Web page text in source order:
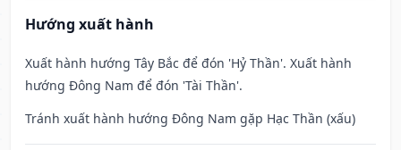
Hướng xuất hành
Xuất hành hướng Tây Bắc để đón 'Hỷ Thần'. Xuất hành
hướng Đông Nam để đón 'Tài Thần'.
Tránh xuất hành hướng Đông Nam gặp Hạc Thần (xấu)